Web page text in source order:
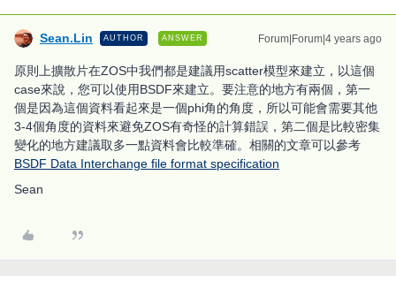
Sean.Lin AUTHOR ANSWER Forum|Forum|4 years ago
原則上擴散片在ZOS中我們都是建議用scatter模型來建立，以這個
case來說，您可以使用BSDF來建立。要注意的地方有兩個，第一
個是因為這個資料看起來是一個phi角的角度，所以可能會需要其他
3-4個角度的資料來避免ZOS有奇怪的計算錯誤，第二個是比較密集
變化的地方建議取多一點資料會比較準確。相關的文章可以參考
BSDF Data Interchange file format specification
Sean